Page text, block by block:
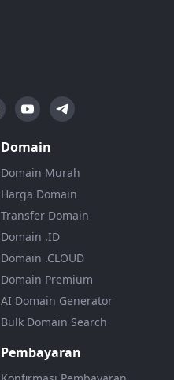
Domain
Domain Murah
Harga Domain
Transfer Domain
Domain .ID
Domain .CLOUD
Domain Premium
AI Domain Generator
Bulk Domain Search
Pembayaran